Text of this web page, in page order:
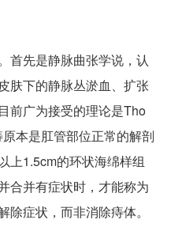
首先是静脉曲张学说，认
肤下的静脉丛淤血、扩张
前广为接受的理论是Tho
本是肛管部位正常的解剖
上1.5cm的环状海绵样组
合并有症状时，才能称为
症状，而非消除痔体。